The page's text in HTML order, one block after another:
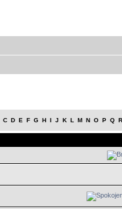
C D E F G H I J K L M N O P Q R